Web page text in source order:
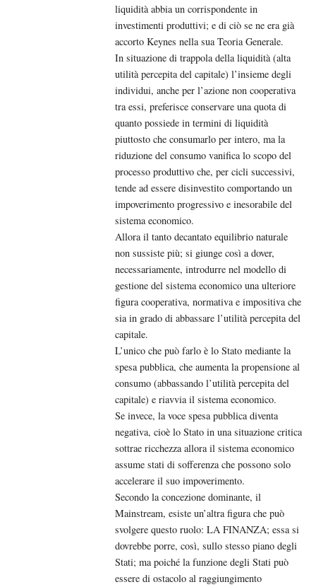
liquidità abbia un corrispondente in
investimenti produttivi; e di ciò se ne era già
accorto Keynes nella sua Teoria Generale.
In situazione di trappola della liquidità (alta
utilità percepita del capitale) l’insieme degli
individui, anche per l’azione non cooperativa
tra essi, preferisce conservare una quota di
quanto possiede in termini di liquidità
piuttosto che consumarlo per intero, ma la
riduzione del consumo vanifica lo scopo del
processo produttivo che, per cicli successivi,
tende ad essere disinvestito comportando un
impoverimento progressivo e inesorabile del
sistema economico.
Allora il tanto decantato equilibrio naturale
non sussiste più; si giunge così a dover,
necessariamente, introdurre nel modello di
gestione del sistema economico una ulteriore
figura cooperativa, normativa e impositiva che
sia in grado di abbassare l’utilità percepita del
capitale.
L’unico che può farlo è lo Stato mediante la
spesa pubblica, che aumenta la propensione al
consumo (abbassando l’utilità percepita del
capitale) e riavvia il sistema economico.
Se invece, la voce spesa pubblica diventa
negativa, cioè lo Stato in una situazione critica
sottrae ricchezza allora il sistema economico
assume stati di sofferenza che possono solo
accelerare il suo impoverimento.
Secondo la concezione dominante, il
Mainstream, esiste un’altra figura che può
svolgere questo ruolo: LA FINANZA; essa si
dovrebbe porre, così, sullo stesso piano degli
Stati; ma poiché la funzione degli Stati può
essere di ostacolo al raggiungimento